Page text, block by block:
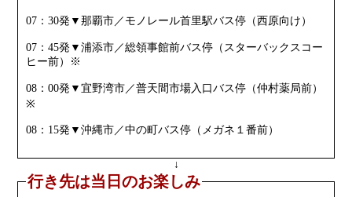
07：30発▼那覇市／モノレール首里駅バス停（西原向け）
07：45発▼浦添市／総領事館前バス停（スターバックスコー
ヒー前）※
08：00発▼宜野湾市／普天間市場入口バス停（仲村薬局前）
※
08：15発▼沖縄市／中の町バス停（メガネ１番前）
↓
行き先は当日のお楽しみ